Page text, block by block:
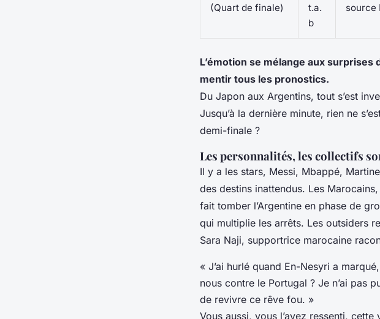
(Quart de finale)
t.a.
b
source
L’émotion se mélange aux surprises
mentir tous les pronostics.
Du Japon aux Argentins, tout s’est
Jusqu’à la dernière minute, rien ne
demi-finale ?
Les personnalités, les collectifs
Il y a les stars, Messi, Mbappé,
des destins inattendus. Les
fait tomber l’Argentine en phase de
qui multiplie les arrêts. Les outsiders
Sara Naji, supportrice marocaine
« J’ai hurlé quand En-Nesyri a
nous contre le Portugal ? Je n’ai pas
de revivre ce rêve fou. »
Vous aussi, vous l’avez ressenti, cette